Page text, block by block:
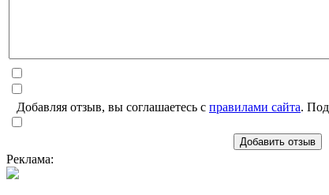
Добавляя отзыв, вы соглашаетесь с правилами сайта.
Добавить отзыв
Реклама: